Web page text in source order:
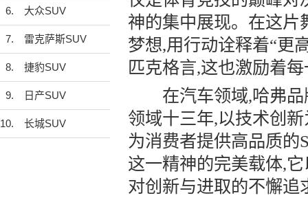
6. 大众SUV
7. 雷克萨斯SUV
8. 捷豹SUV
9. 日产SUV
10. 长城SUV
神的集中展现。在这片
梦想,用行动诠释着“
匹克格言,这也激励着
在汽车领域,哈弗品
领域十三年,以技术创
为消费者提供高品质的
这一精神的完美载体,
对创新与进取的不懈追